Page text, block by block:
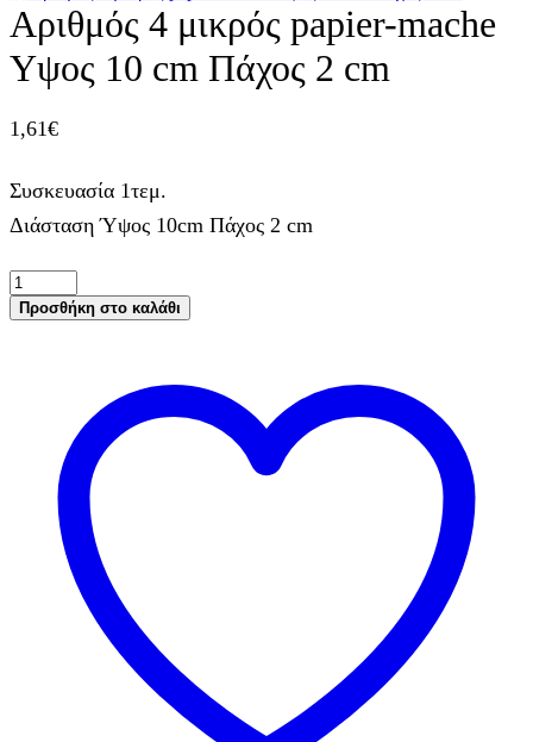
Aριθμός 4 μικρός papier-mache
Yψος 10 cm Πάχος 2 cm
1,61€
Συσκευασία 1τεμ.
Διάσταση Ύψος 10cm Πάχος 2 cm
Aριθμός
4
μικρός
ποσότητα
Προσθήκη στο καλάθι